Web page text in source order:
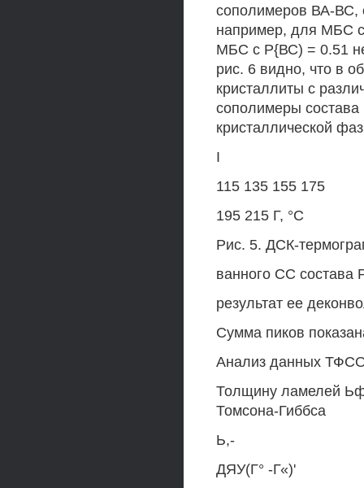
сополимеров ВА-ВС,
например, для МБС
МБС с Р{ВС) = 0.51 не
рис. 6 видно, что в
кристаллиты с
сополимеры
кристаллической
І
115 135 155 175
195 215 Г, °С
Рис. 5. ДСК-
ванного СС состава
результат ее
Сумма пиков
Анализ данных
Толщину ламелей
Томсона-Гиббса
Ь,-
ДЯУ(Г° -Г«)'